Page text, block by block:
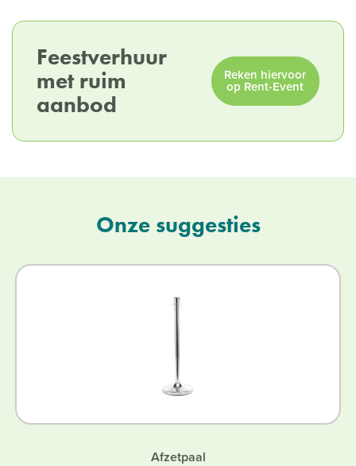
Feestverhuur
met ruim
aanbod
Reken hiervoor
op Rent-Event
Onze suggesties
Afzetpaal